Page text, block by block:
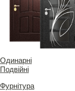
Одинарні
Подвійні
Фурнітура